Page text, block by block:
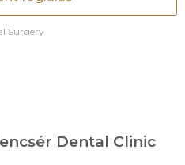
Surgery
Dental Clinic